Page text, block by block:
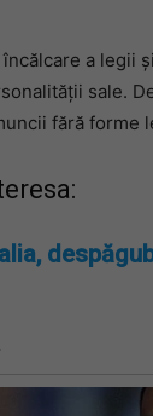
a legii
sale.
fără forme